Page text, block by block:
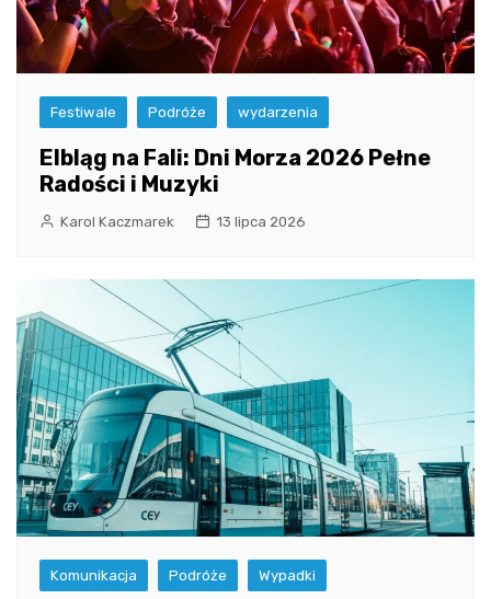
Festiwale Podróże wydarzenia
Elbląg na Fali: Dni Morza 2026 Pełne
Radości i Muzyki
Karol Kaczmarek 13 lipca 2026
Komunikacja Podróże Wypadki